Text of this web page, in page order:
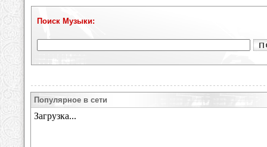
Поиск Музыки:
Популярное в сети